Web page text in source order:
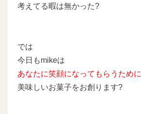
考えてる暇は無かった?
では
今日もmikeは
あなたに笑顔になってもらうために
美味しいお菓子をお創ります?